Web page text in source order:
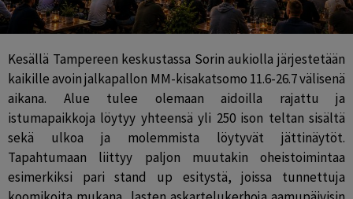
Kesällä Tampereen keskustassa Sorin aukiolla järjestetään
kaikille avoin jalkapallon MM-kisakatsomo 11.6-26.7 välisenä
aikana. Alue tulee olemaan aidoilla rajattu ja
istumapaikkoja löytyy yhteensä yli 250 ison teltan sisältä
sekä ulkoa ja molemmista löytyvät jättinäytöt.
Tapahtumaan liittyy paljon muutakin oheistoimintaa
esimerkiksi pari stand up esitystä, joissa tunnettuja